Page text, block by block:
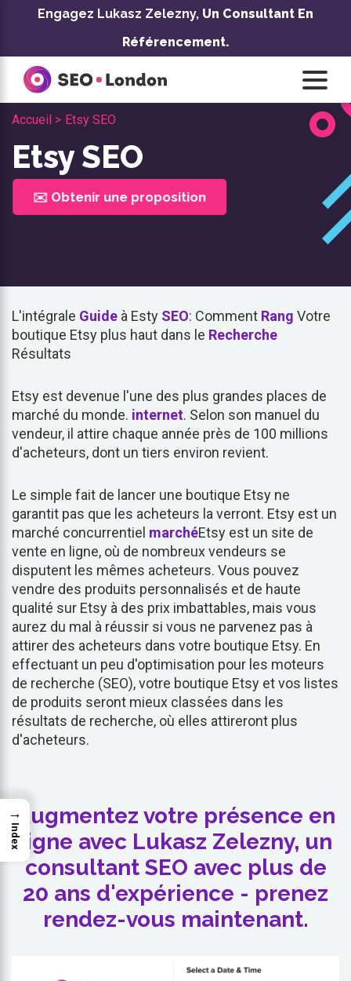
Engagez Lukasz Zelezny, Un Consultant En
Référencement.
Accueil > Etsy SEO
Etsy SEO
✉️ Obtenir une proposition
L'intégrale Guide à Esty SEO: Comment Rang Votre
boutique Etsy plus haut dans le Recherche
Résultats
Etsy est devenue l'une des plus grandes places de
marché du monde. internet. Selon son manuel du
vendeur, il attire chaque année près de 100 millions
d'acheteurs, dont un tiers environ revient.
Le simple fait de lancer une boutique Etsy ne
garantit pas que les acheteurs la verront. Etsy est un
marché concurrentiel marchéEtsy est un site de
vente en ligne, où de nombreux vendeurs se
disputent les mêmes acheteurs. Vous pouvez
vendre des produits personnalisés et de haute
qualité sur Etsy à des prix imbattables, mais vous
aurez du mal à réussir si vous ne parvenez pas à
attirer des acheteurs dans votre boutique Etsy. En
effectuant un peu d'optimisation pour les moteurs
de recherche (SEO), votre boutique Etsy et vos listes
de produits seront mieux classées dans les
résultats de recherche, où elles attireront plus
d'acheteurs.
Augmentez votre présence en
ligne avec Lukasz Zelezny, un
consultant SEO avec plus de
20 ans d'expérience - prenez
rendez-vous maintenant.
→
Index